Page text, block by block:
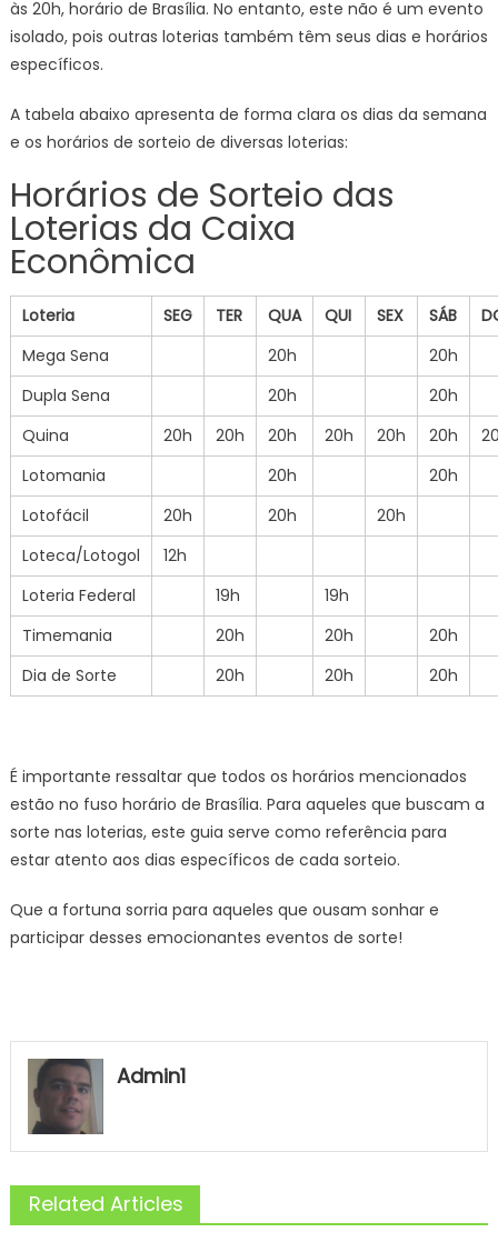
às 20h, horário de Brasília. No entanto, este não é um evento
isolado, pois outras loterias também têm seus dias e horários
específicos.
A tabela abaixo apresenta de forma clara os dias da semana
e os horários de sorteio de diversas loterias:
Horários de Sorteio das
Loterias da Caixa
Econômica
Loteria SEG TER QUA QUI SEX SÁB
Mega Sena
20h
20h
Dupla Sena
20h
20h
Quina
20h 20h 20h 20h 20h 20h
Lotomania
20h
20h
Lotofácil
20h 20h
20h
Loteca/Lotogol
12h
Loteria Federal
19h
19h
Timemania
20h 20h
20h
Dia de Sorte
20h 20h 20h
É importante ressaltar que todos os horários mencionados
estão no fuso horário de Brasília. Para aqueles que buscam a
sorte nas loterias, este guia serve como referência para
estar atento aos dias específicos de cada sorteio.
Que a fortuna sorria para aqueles que ousam sonhar e
participar desses emocionantes eventos de sorte!
Admin1
Related Articles